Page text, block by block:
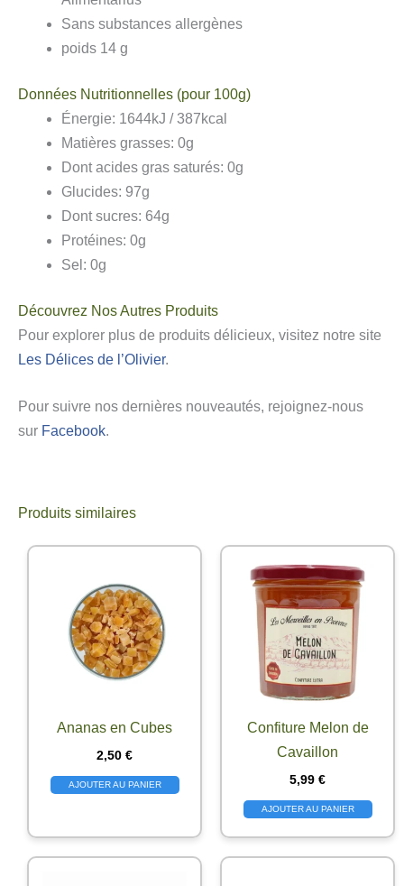
Sans substances allergènes
poids 14 g
Données Nutritionnelles (pour 100g)
Énergie: 1644kJ / 387kcal
Matières grasses: 0g
Dont acides gras saturés: 0g
Glucides: 97g
Dont sucres: 64g
Protéines: 0g
Sel: 0g
Découvrez Nos Autres Produits
Pour explorer plus de produits délicieux, visitez notre site
Les Délices de l’Olivier.
Pour suivre nos dernières nouveautés, rejoignez-nous
sur Facebook.
Produits similaires
Ananas en Cubes
2,50 €
AJOUTER AU PANIER
Confiture Melon de
Cavaillon
5,99 €
AJOUTER AU PANIER